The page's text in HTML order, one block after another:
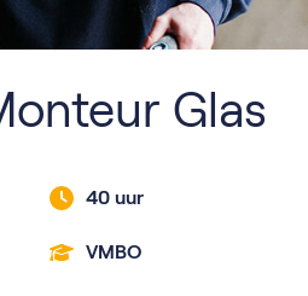
Glas
40 uur
VMBO